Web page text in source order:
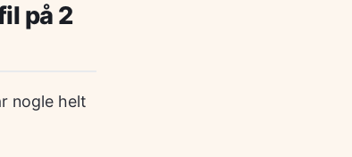
på 2
nogle helt